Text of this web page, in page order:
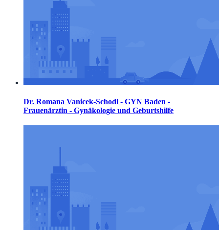
Dr. Romana Vanicek-Schodl - GYN Baden -
Frauenärztin - Gynäkologie und Geburtshilfe